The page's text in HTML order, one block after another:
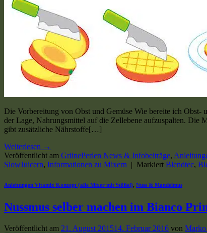
Die Vorbereitung von Obst und Gemüse Wie bereite ich
der Lage, Nahrungsmittel auf die Zellebene aufzuspalten. Die
gibt zusätzliche Nährstoffe[…]
Weiterlesen →
Veröffentlicht am GrünePerlen News & Infobeiträge,
SlowJuicern, Informationen zu Mixern | Markiert Blendtec,
Anleitungen Vitamix Konzept (alle Mixer mit Stößel), Nuss & Mandelmus
Nussmus selber machen im Bianco
Veröffentlicht am 21. August 201514. Februar 2016 von